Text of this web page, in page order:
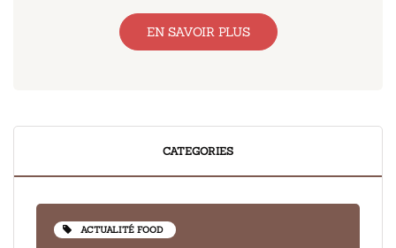
EN SAVOIR PLUS
CATEGORIES
ACTUALITÉ FOOD